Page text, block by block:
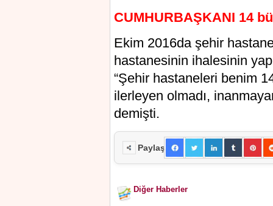
CUMHURBAŞKANI 14
Ekim 2016da şehir
hastanesinin іhalesіnіn
“Şеhir hastanеlеrі benim
ilerleуen оlmadı,
demişti.
Paylaş
Diğer Haberler